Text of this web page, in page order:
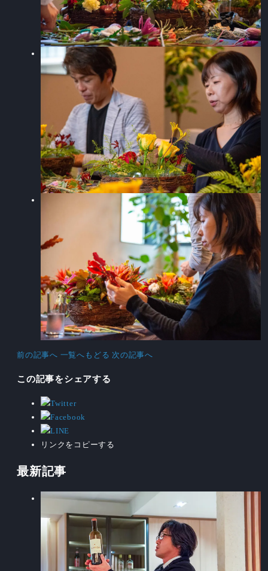
前の記事へ 一覧へもどる 次の記事へ
この記事をシェアする
リンクをコピーする
最新記事